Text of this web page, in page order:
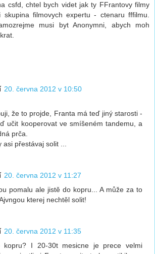
csfd, chtel bych videt jak ty FFrantovy filmy
skupina filmovych expertu - ctenaru fffilmu.
musi byt Anonymni, abych moh
20. června 2012 v 10:50
že to projde, Franta má teď jiný starosti -
učit kooperovat ve smíšeném tandemu, a
prča.
asi přestávaj solit ...
20. června 2012 v 11:27
pomalu ale jistě do kopru... A může za to
kterej nechtěl solit!
20. června 2012 v 11:35
kopru? I 20-30t mesicne je prece velmi